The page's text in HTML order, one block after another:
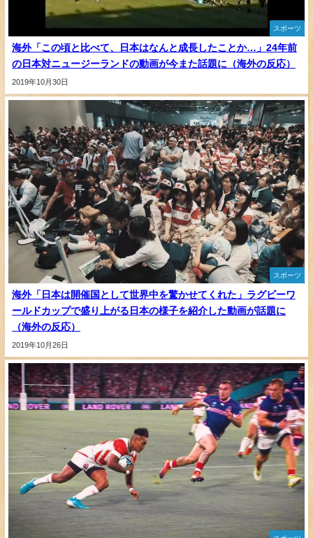
スポーツ
海外「この頃と比べて、日本はなんと成長したことか…」24年前
の日本対ニュージーランドの動画が今また話題に（海外の反応）
2019年10月30日
スポーツ
海外「日本は開催国として世界中を驚かせてくれた」ラグビーワ
ールドカップで盛り上がる日本の様子を紹介した動画が話題に
（海外の反応）
2019年10月26日